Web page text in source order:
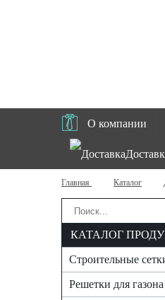
О компании
Главная Каталог
КАТАЛОГ
Строительные
Решетки для газона